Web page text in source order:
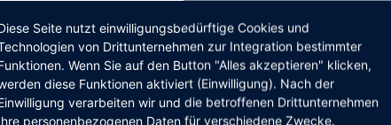
Ihre Kunden somit effizient bedienen und
sind einige der verschiedenen Möglichkeiten,
Seite nutzt einwilligungsbedürftige Cookies und
von Drittunternehmen zur Integration bestimmter
Wenn Sie auf den Button "Alles akzeptieren" klicken,
diese Funktionen aktiviert (Einwilligung). Nach der
verarbeiten wir und die betroffenen Drittunternehmen
personenbezogenen Daten für verschiedene Zwecke.